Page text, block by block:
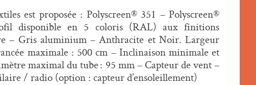
est proposée : Polyscreen® 351 – Polyscreen®
disponible en 5 coloris (RAL) aux finitions
– Gris aluminium – Anthracite et Noir. Largeur
maximale : 500 cm – Inclinaison minimale et
maximal du tube : 95 mm – Capteur de vent –
/ radio (option : capteur d’ensoleillement)